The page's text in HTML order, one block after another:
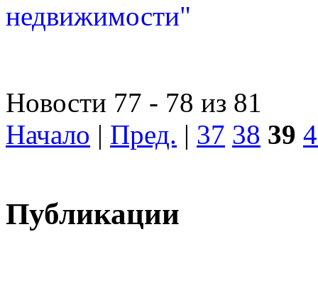
Новости 77 - 78 из 81
Начало | Пред. | 37 38 39
Публикации